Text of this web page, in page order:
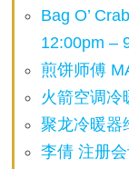
Bag O’
12:00pm –
煎饼师傅
火箭空调冷
聚龙冷暖器
李倩 注册